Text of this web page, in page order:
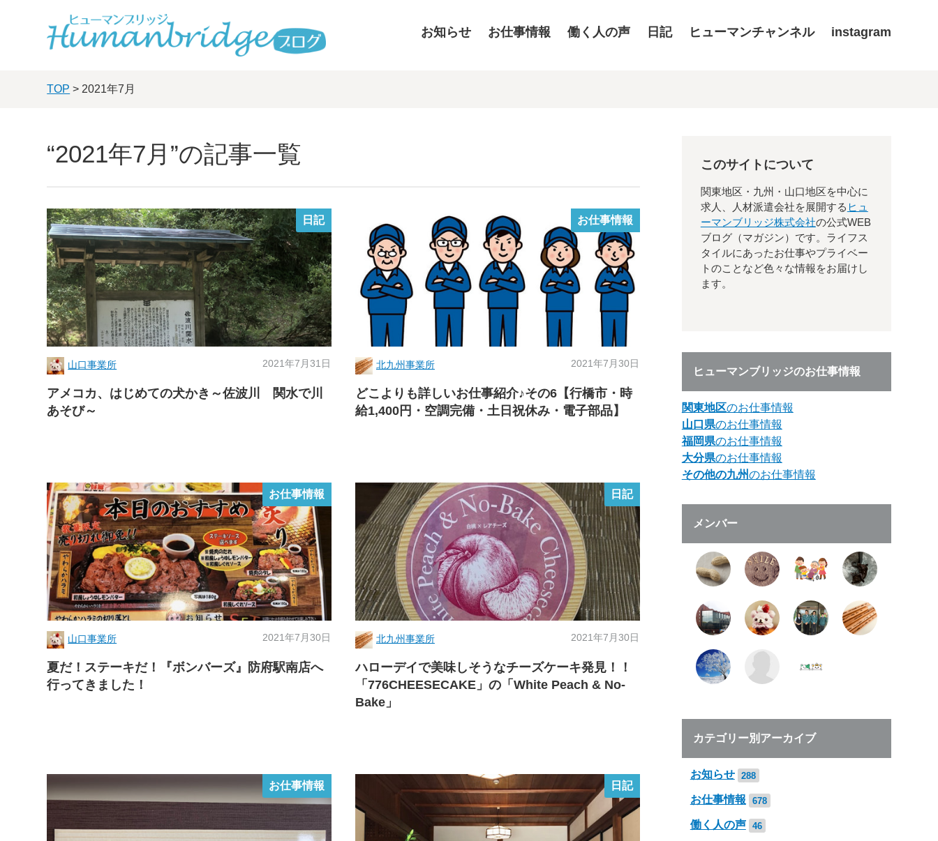
お知らせ お仕事情報 働く人の声 日記 ヒューマンチャンネル instagram
TOP > 2021年7月
“2021年7月”の記事一覧
日記
山口事業所 2021年7月31日
アメコカ、はじめての犬かき～佐波川 関水で川
あそび～
お仕事情報
北九州事業所 2021年7月30日
どこよりも詳しいお仕事紹介♪その6【行橋市・時
給1,400円・空調完備・土日祝休み・電子部品】
お仕事情報
山口事業所 2021年7月30日
夏だ！ステーキだ！『ボンバーズ』防府駅南店へ
行ってきました！
日記
北九州事業所 2021年7月30日
ハローデイで美味しそうなチーズケーキ発見！！
「776CHEESECAKE」の「White Peach & No-
Bake」
お仕事情報 日記
このサイトについて
関東地区・九州・山口地区を中心に
求人、人材派遣会社を展開する ヒュ
ーマンブリッジ株式会社の公式WEB
ブログ（マガジン）です。ライフス
タイルにあったお仕事やプライベー
トのことなど色々な情報をお届けし
ます。
ヒューマンブリッジのお仕事情報
関東地区のお仕事情報
山口県のお仕事情報
福岡県のお仕事情報
大分県のお仕事情報
その他の九州のお仕事情報
メンバー
カテゴリー別アーカイブ
お知らせ 288
お仕事情報 678
働く人の声 46